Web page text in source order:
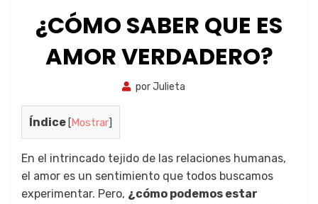
¿CÓMO SABER QUE ES
AMOR VERDADERO?
porJulieta
Índice [Mostrar]
En el intrincado tejido de las relaciones humanas,
el amor es un sentimiento que todos buscamos
experimentar. Pero, ¿cómo podemos estar